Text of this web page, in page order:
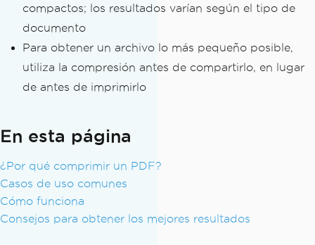
compactos; los resultados varían según el tipo de
documento
Para obtener un archivo lo más pequeño posible,
utiliza la compresión antes de compartirlo, en lugar
de antes de imprimirlo
En esta página
¿Por qué comprimir un PDF?
Casos de uso comunes
Cómo funciona
Consejos para obtener los mejores resultados